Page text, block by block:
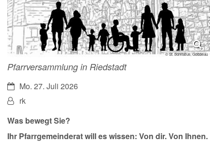
© St. Bonifatius, Goddelau
Pfarrversammlung in Riedstadt
Datum:Mo. 27. Juli 2026
Von:rk
Was bewegt Sie?
Ihr Pfarrgemeinderat will es wissen: Von dir. Von Ihnen.